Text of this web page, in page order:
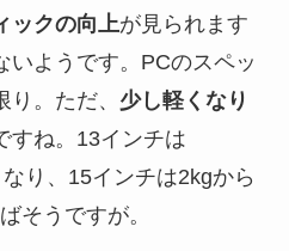
ックの向上が見られます
いようです。PCのスペッ
。ただ、 少し軽くなり
すね。13インチは
り、15インチは2kgから
そうですが。